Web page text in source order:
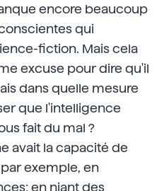
encore beaucoup
qui
fiction. Mais cela
excuse pour dire qu'il
dans quelle mesure
que l'intelligence
fait du mal ?
avait la capacité de
exemple, en
en niant des